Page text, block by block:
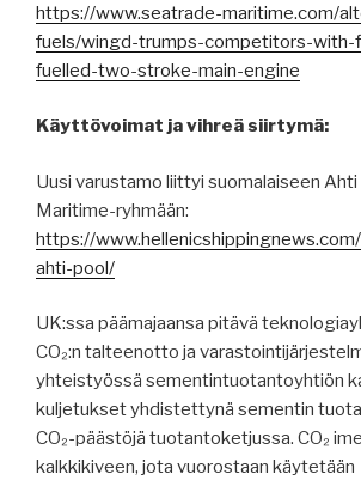
https://www.seatrade-maritime.com/
fuels/wingd-trumps-competitors-with-
fuelled-two-stroke-main-engine
Käyttövoimat ja vihreä siirtymä:
Uusi varustamo liittyi suomalaiseen Ahti
Maritime-ryhmään:
https://
ahti-pool/
UK:ssa päämajaansa pitävä
CO₂:n talteenotto ja
yhteistyössä sementintuotantoyhtiön
kuljetukset yhdistettynä sementin
CO₂-päästöjä tuotantoketjussa. CO₂
kalkkikiveen, jota vuorostaan käytetään